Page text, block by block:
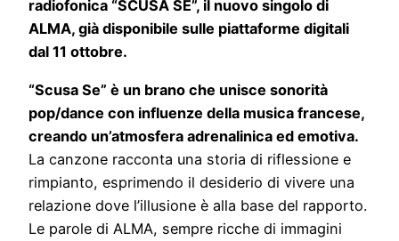
radiofonica “SCUSA SE”, il nuovo singolo di
ALMA, già disponibile sulle piattaforme digitali
dal 11 ottobre.
“Scusa Se” è un brano che unisce sonorità
pop/dance con influenze della musica francese,
creando un’atmosfera adrenalinica ed emotiva.
La canzone racconta una storia di riflessione e
rimpianto, esprimendo il desiderio di vivere una
relazione dove l’illusione è alla base del rapporto.
Le parole di ALMA, sempre ricche di immagini